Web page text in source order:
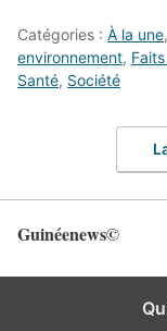
Catégories : À la une,
environnement,
Santé, Société
Guinéenews©